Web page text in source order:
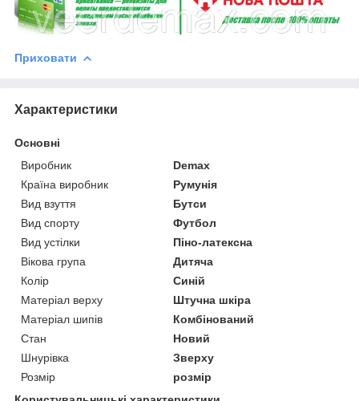
Приховати
Характеристики
Основні
Виробник
Demax
Країна виробник
Румунія
Вид взуття
Бутси
Вид спорту
Футбол
Вид устілки
Піно-латексна
Вікова група
Дитяча
Колір
Синій
Матеріал верху
Штучна шкіра
Матеріал шипів
Комбінований
Стан
Новий
Шнурівка
Зверху
Розмір
розмір